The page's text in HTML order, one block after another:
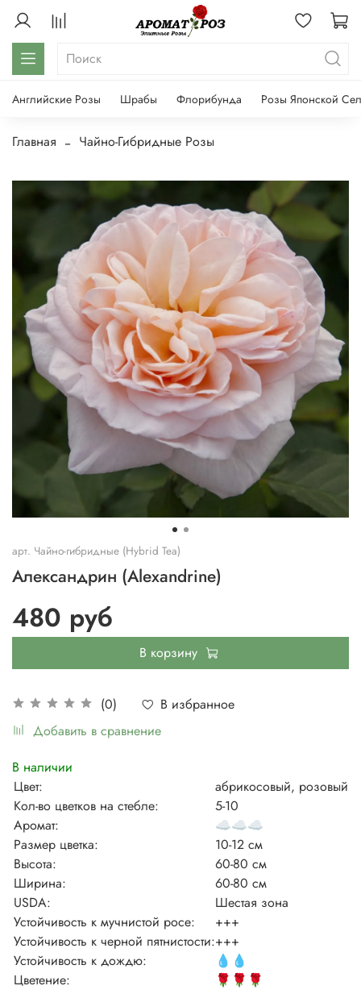
Английские Розы Шрабы Флорибунда Розы Японской
Главная Чайно-Гибридные Розы
арт. Чайно-гибридные (Hybrid Tea)
Александрин (Alexandrine)
(0)
В избранное
Добавить в сравнение
В наличии
480 руб
В корзину
Цвет:
абрикосовый, розовый
Кол-во цветков на стебле:
5-10
Аромат:
☁️☁️☁️
Размер цветка:
10-12 см
Высота:
60-80 см
Ширина:
60-80 см
USDA:
Шестая зона
Устойчивость к мучнистой росе:
+++
Устойчивость к черной пятнистости:+++
Устойчивость к дождю:
💧 💧
Цветение:
🌹 🌹 🌹